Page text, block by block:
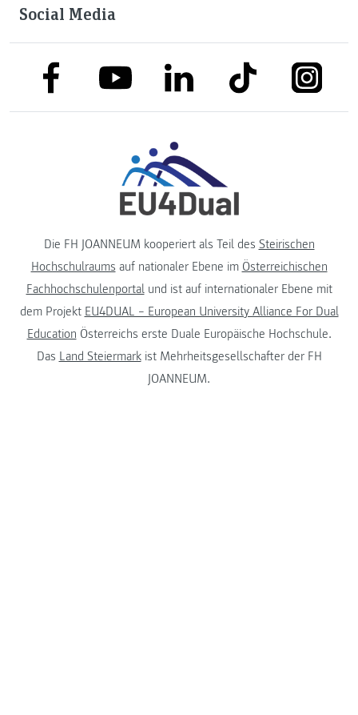
Social Media
link to facebooklink to youtubelink to linkedinlink to tiktok link to
Die FH JOANNEUM kooperiert als Teil des Steirischen
Hochschulraums auf nationaler Ebene im Österreichischen
Fachhochschulenportalund ist auf internationaler Ebene mit
dem Projekt EU4DUAL – European University Alliance For Dual
Education Österreichs erste Duale Europäische Hochschule.
Das Land Steiermarkist Mehrheitsgesellschafter der FH
JOANNEUM.